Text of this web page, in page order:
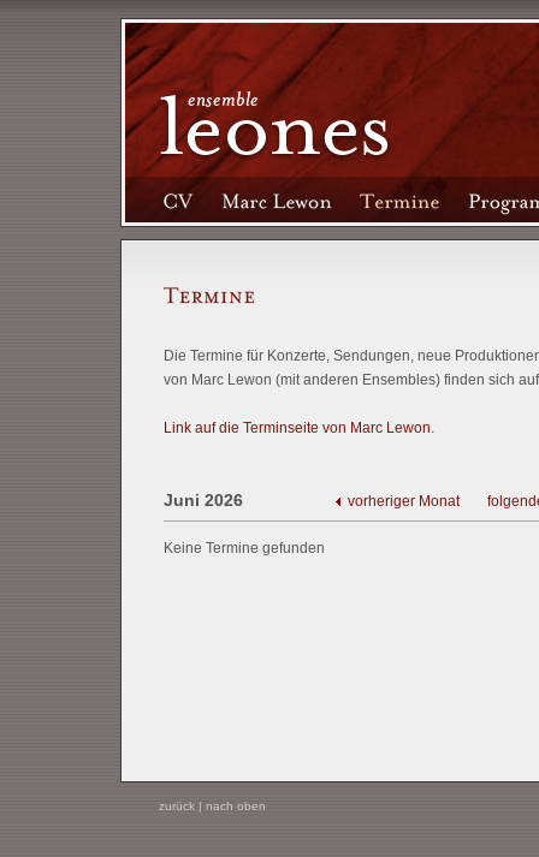
Die Termine für Konzerte, Sendungen, neue
von Marc Lewon (mit anderen Ensembles) finden sich
Link auf die Terminseite von Marc Lewon.
Juni 2026 vorheriger Monat
Keine Termine gefunden
zurück| nach oben